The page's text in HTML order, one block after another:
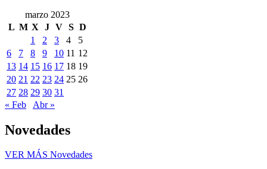
marzo 2023
L M X J V S D
1
2 3 4
5
6
7 8 9 10 11 12
13 14 15 16 17 18 19
20 21 22 23 24 25 26
27 28 29 30 31
« Feb
Abr »
Novedades
VER MÁS Novedades